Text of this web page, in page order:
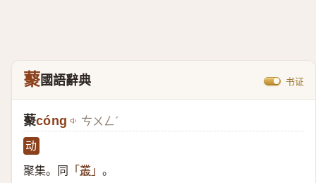
藂國語辭典 书证
藂cóng ㄘㄨㄥˊ
动
聚集。同 「 叢 」 。